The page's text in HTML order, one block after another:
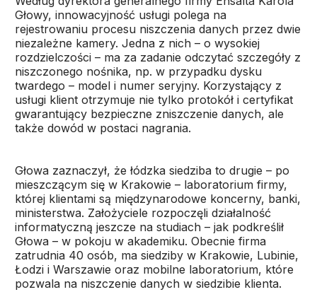
Głowy, innowacyjność usługi polega na
rejestrowaniu procesu niszczenia danych przez dwie
niezależne kamery. Jedna z nich – o wysokiej
rozdzielczości – ma za zadanie odczytać szczegóły z
niszczonego nośnika, np. w przypadku dysku
twardego – model i numer seryjny. Korzystający z
usługi klient otrzymuje nie tylko protokół i certyfikat
gwarantujący bezpieczne zniszczenie danych, ale
także dowód w postaci nagrania.
Głowa zaznaczył, że łódzka siedziba to drugie – po
mieszczącym się w Krakowie – laboratorium firmy,
której klientami są międzynarodowe koncerny, banki,
ministerstwa. Założyciele rozpoczęli działalność
informatyczną jeszcze na studiach – jak podkreślił
Głowa – w pokoju w akademiku. Obecnie firma
zatrudnia 40 osób, ma siedziby w Krakowie, Lubinie,
Łodzi i Warszawie oraz mobilne laboratorium, które
pozwala na niszczenie danych w siedzibie klienta.